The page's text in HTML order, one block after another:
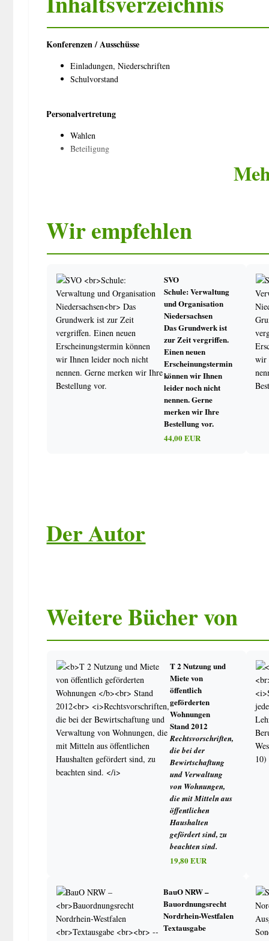
Konferenzen / Ausschüsse
Einladungen, Niederschriften
Schulvorstand
Personalvertretung
Wahlen
Beteiligung
Lehrkräfte
Sonderurlaub
Lehrerausbildung/Lehrerfortbildung
Steuern, Finanzen
Arbeitszeit/Erkrankungen/Unfälle
Versetzungen/Bewerbungen
Personalangelegenheiten
Bestellungen für besondere Aufgaben
Unterricht
Hausunterricht/Krankenhausunterricht
Grundschule
Sonderpädagogischer Förderbedarf
Versetzung/Abschluss
Zeugnisse
Grundschule
Förderschule
Realschule
Integrierte Gesamtschule
Gymnasium (Sek I)
Ordnungsmaßnahmen / Erziehungsmittel
Elternvertretung
Elterninformation
Wir empfehlen
SVO
Schule: Verwaltung
und Organisation
Niedersachsen
Das Grundwerk ist
zur Zeit vergriffen.
Einen neuen
Erscheinungstermin
können wir Ihnen
leider noch nicht
nennen. Gerne
merken wir Ihre
Bestellung vor.
44,00 EUR
Der Autor
Weitere Bücher von
T 2 Nutzung und
Miete von
öffentlich
geförderten
Wohnungen
Stand 2012
Rechtsvorschriften,
die bei der
Bewirtschaftung
und Verwaltung
von Wohnungen,
die mit Mitteln aus
öffentlichen
Haushalten
gefördert sind, zu
beachten sind.
19,80 EUR
BauO NRW –
Bauordnungsrecht
Nordrhein-Westfalen
Textausgabe